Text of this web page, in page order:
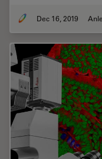
Dec 16, 2019